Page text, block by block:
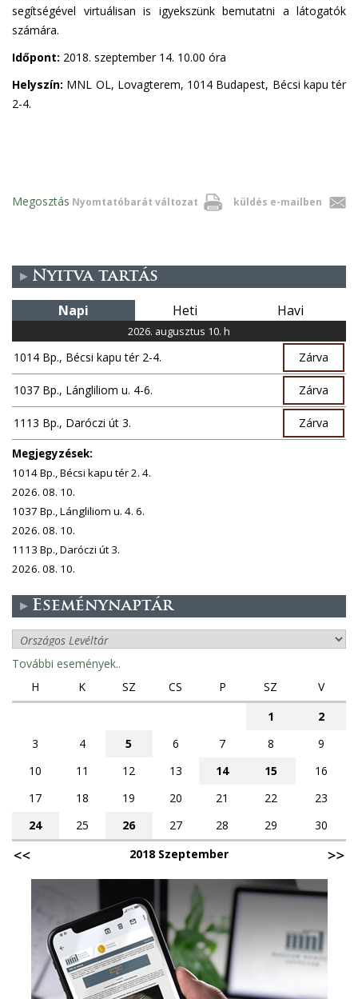
segítségével virtuálisan is igyekszünk bemutatni a látogatók
számára.
Időpont: 2018. szeptember 14. 10.00 óra
Helyszín: MNL OL, Lovagterem, 1014 Budapest, Bécsi kapu tér
2-4.
Nyomtatóbarát változat küldés e-mailben
Megosztás
Nyitva tartás
Napi Heti Havi
2026. augusztus 10. h
1014 Bp., Bécsi kapu tér 2-4. Zárva
1037 Bp., Lángliliom u. 4-6. Zárva
1113 Bp., Daróczi út 3. Zárva
Megjegyzések:
1014 Bp., Bécsi kapu tér 2. 4.
2026. 08. 10.
1037 Bp., Lángliliom u. 4. 6.
2026. 08. 10.
1113 Bp., Daróczi út 3.
2026. 08. 10.
Eseménynaptár
További események..
H
K SZ CS P SZ
V
1
2
3
4 5 6 7 8
9
10
11 12 13 14 15
16
17
18 19 20 21 22
23
24
25 26 27 28 29
30
2018 Szeptember